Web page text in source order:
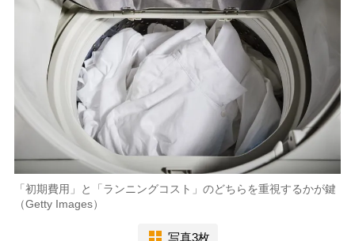
「初期費用」と「ランニングコスト」のどちらを重視するかが鍵
（Getty Images）
写真3枚